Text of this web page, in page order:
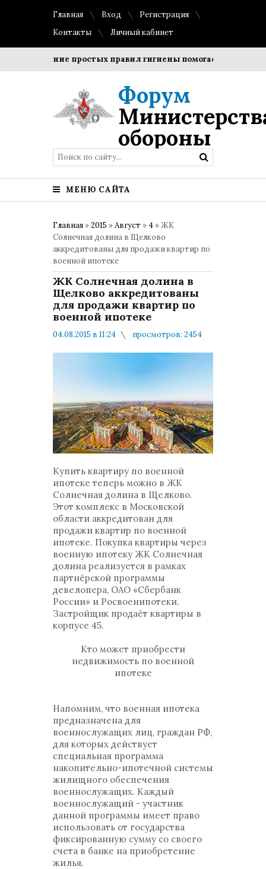
Главная Вход
Регистрация
Контакты
Личный кабинет
простых правил гигиены помогает сохранить
Форум
обороны
МЕНЮ САЙТА
Главная »2015 »Август »4 » ЖК
Солнечная долина в Щелково
аккредитованы для продажи квартир по
военной ипотеке
ЖК Солнечная долина в
Щелково аккредитованы
для продажи квартир по
военной ипотеке
04.08.2015 в 11:24
просмотров: 2454
Жилищное обеспечение
Купить квартиру по военной
ипотеке теперь можно в ЖК
Солнечная долина в Щелково.
Этот комплекс в Московской
области аккредитован для
продажи квартир по военной
ипотеке. Покупка квартиры через
военную ипотеку ЖК Солнечная
долина реализуется в рамках
партнёрской программы
девелопера, ОАО «Сбербанк
России» и Росвоенипотеки.
Застройщик продаёт квартиры в
корпусе 45.
Кто может приобрести
недвижимость по военной
ипотеке
Напомним, что военная ипотека
предназначена для
военнослужащих лиц, граждан РФ,
для которых действует
специальная программа
накопительно-ипотечной системы
жилищного обеспечения
военнослужащих. Каждый
военнослужащий - участник
данной программы имеет право
использовать от государства
фиксированную сумму со своего
счета в банке на приобретение
жилья.